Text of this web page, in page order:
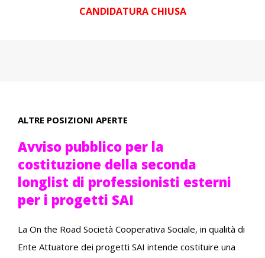
CANDIDATURA CHIUSA
ALTRE POSIZIONI APERTE
Avviso pubblico per la
costituzione della seconda
longlist di professionisti esterni
per i progetti SAI
La On the Road Società Cooperativa Sociale, in qualità di
Ente Attuatore dei progetti SAI intende costituire una